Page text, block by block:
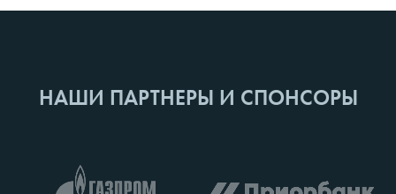
НАШИ ПАРТНЕРЫ И СПОНСОРЫ